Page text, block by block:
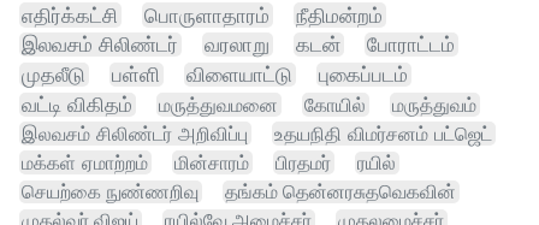
எதிர்க்கட்சி
பொருளாதாரம் நீதிமன்றம்
இலவசம் சிலிண்டர் வரலாறு கடன்
போராட்டம்
முதலீடு
பள்ளி விளையாட்டு
புகைப்படம்
வட்டி விகிதம்
மருத்துவமனை கோயில்
மருத்துவம்
இலவசம் சிலிண்டர் அறிவிப்பு
உதயநிதி விமர்சனம் பட்ஜெட்
மக்கள் ஏமாற்றம்
மின்சாரம் பிரதமர்
ரயில்
செயற்கை நுண்ணறிவு
தங்கம் தென்னரசுதவெகவின்